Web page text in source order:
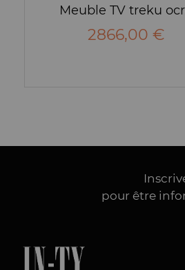
Meuble TV treku
2866,00 €
pour être